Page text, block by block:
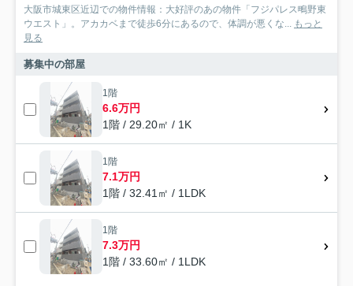
大阪市城東区近辺での物件情報：大好評のあの物件「フジパレス鴫野東
ウエスト」。アカカベまで徒歩6分にあるので、体調が悪くな... もっと
見る
募集中の部屋
1階
6.6万円
1階 / 29.20㎡ / 1K
1階
7.1万円
1階 / 32.41㎡ / 1LDK
1階
7.3万円
1階 / 33.60㎡ / 1LDK